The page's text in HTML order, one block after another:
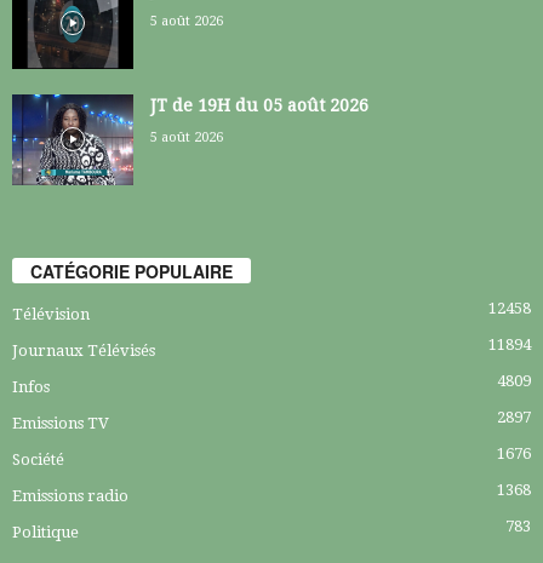
5 août 2026
JT de 19H du 05 août 2026
5 août 2026
CATÉGORIE POPULAIRE
Télévision 12458
Journaux Télévisés 11894
Infos 4809
Emissions TV 2897
Société 1676
Emissions radio 1368
Politique 783